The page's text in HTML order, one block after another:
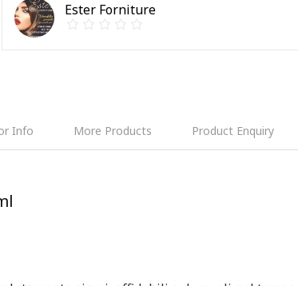
Ester Forniture
Info More Products Product Enquiry